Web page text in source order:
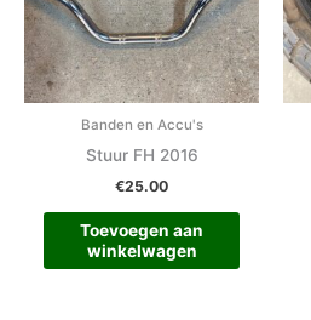
Banden en Accu's
Stuur FH 2016
€25.00
Toevoegen aan
winkelwagen